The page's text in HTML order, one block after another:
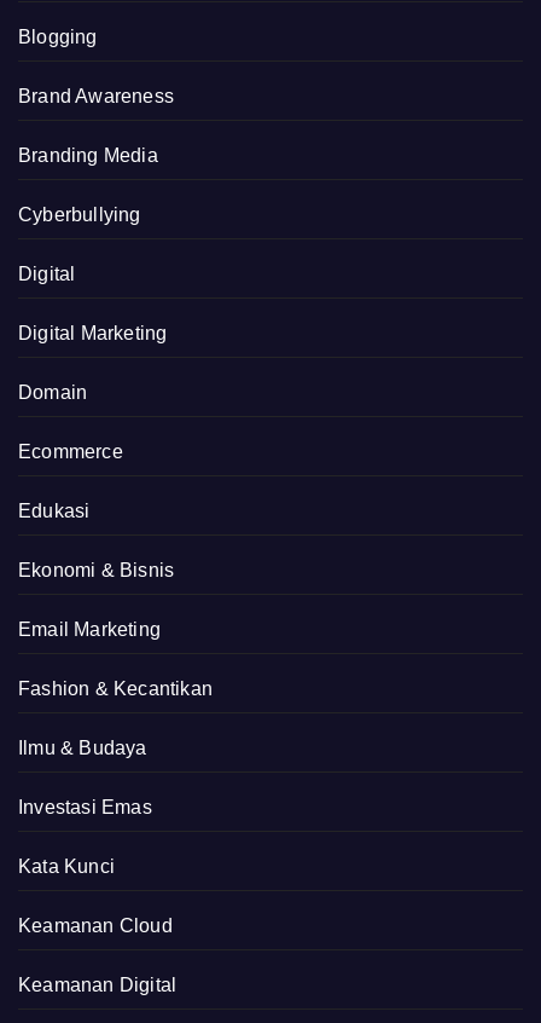
Blogging
Brand Awareness
Branding Media
Cyberbullying
Digital
Digital Marketing
Domain
Ecommerce
Edukasi
Ekonomi & Bisnis
Email Marketing
Fashion & Kecantikan
Ilmu & Budaya
Investasi Emas
Kata Kunci
Keamanan Cloud
Keamanan Digital